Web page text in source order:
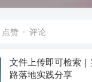
点赞 评论
文件上传即可检索
路落地实践分享